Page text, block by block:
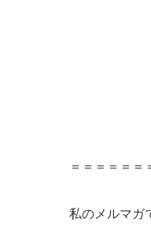
＝＝＝＝＝＝
私のメルマガ